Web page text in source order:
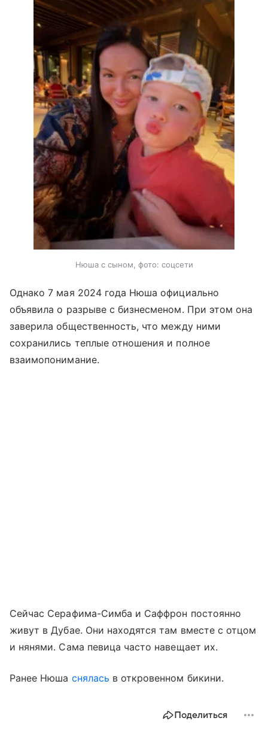
Нюша с сыном, фото: соцсети
Однако 7 мая 2024 года Нюша официально
объявила о разрыве с бизнесменом. При этом она
заверила общественность, что между ними
сохранились теплые отношения и полное
взаимопонимание.
Сейчас Серафима-Симба и Саффрон постоянно
живут в Дубае. Они находятся там вместе с отцом
и нянями. Сама певица часто навещает их.
Ранее Нюша снялась в откровенном бикини.
Поделиться